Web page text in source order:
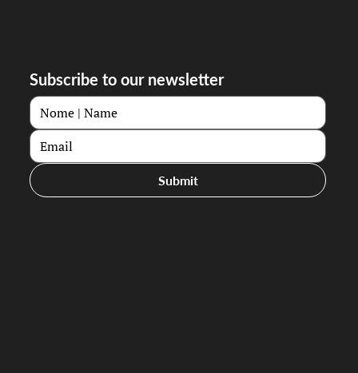
Subscribe to our newsletter
Submit